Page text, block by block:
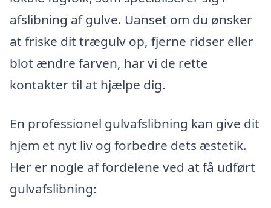
afslibning af gulve. Uanset om du ønsker
at friske dit trægulv op, fjerne ridser eller
blot ændre farven, har vi de rette
kontakter til at hjælpe dig.
En professionel gulvafslibning kan give dit
hjem et nyt liv og forbedre dets æstetik.
Her er nogle af fordelene ved at få udført
gulvafslibning: